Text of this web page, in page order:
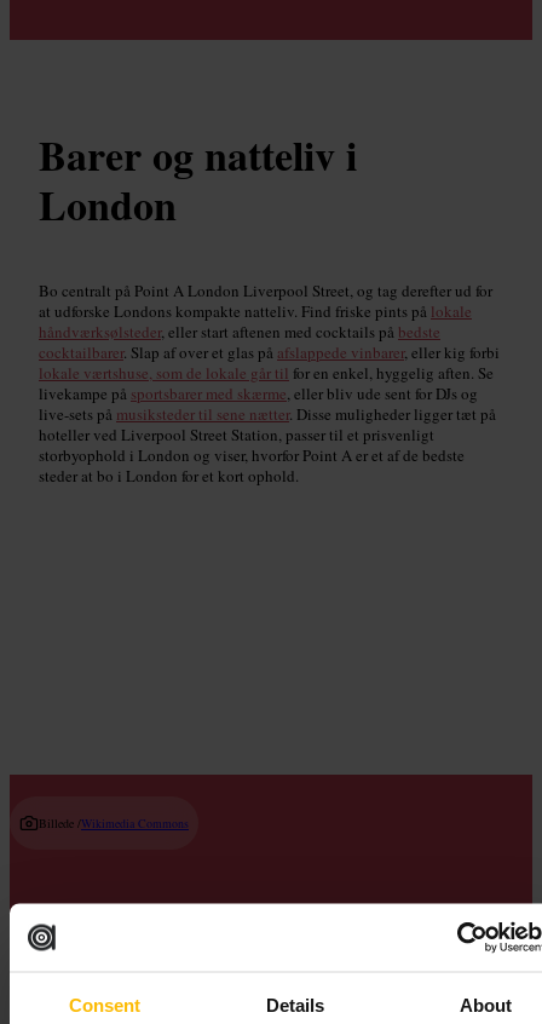
Consent Details About
Barer og natteliv i
London
Bo centralt på Point A London Liverpool Street, og tag derefter ud for
at udforske Londons kompakte natteliv. Find friske pints på lokale
håndværksølsteder, eller start aftenen med cocktails på bedste
cocktailbarer. Slap af over et glas på afslappede vinbarer, eller kig forbi
lokale værtshuse, som de lokale går til for en enkel, hyggelig aften. Se
livekampe på sportsbarer med skærme, eller bliv ude sent for DJs og
live-sets på musiksteder til sene nætter. Disse muligheder ligger tæt på
hoteller ved Liverpool Street Station, passer til et prisvenligt
storbyophold i London og viser, hvorfor Point A er et af de bedste
steder at bo i London for et kort ophold.
Billede /Wikimedia Commons
Tag Stansted Express fra Liverpool Street Station. Direkte tog kører
lufthavnen er 48 minutter.